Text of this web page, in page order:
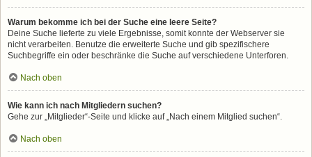
Warum bekomme ich bei der Suche eine leere Seite?
Deine Suche lieferte zu viele Ergebnisse, somit konnte der Webserver sie
nicht verarbeiten. Benutze die erweiterte Suche und gib spezifischere
Suchbegriffe ein oder beschränke die Suche auf verschiedene Unterforen.
Nach oben
Wie kann ich nach Mitgliedern suchen?
Gehe zur „Mitglieder“-Seite und klicke auf „Nach einem Mitglied suchen“.
Nach oben